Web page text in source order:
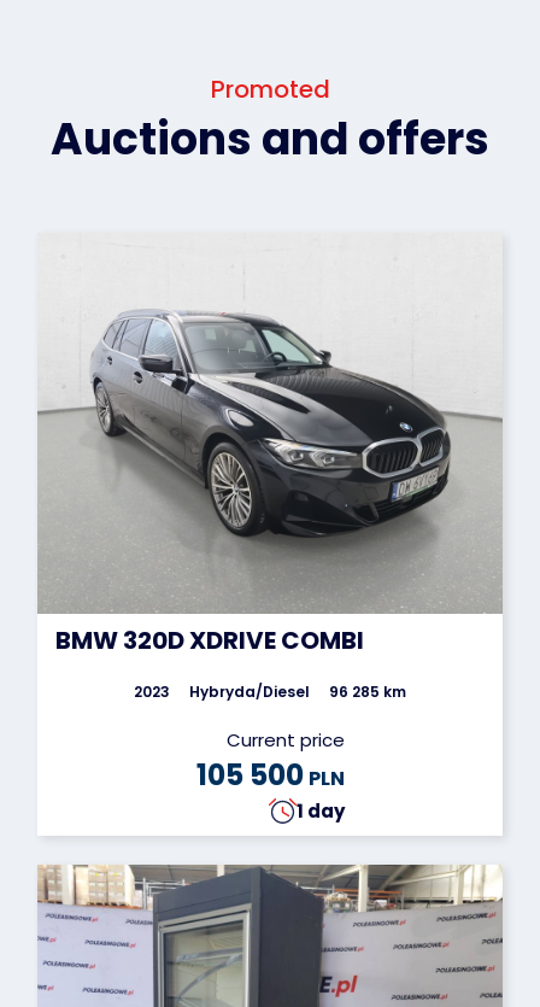
Promoted
Auctions and offers
BMW 320D XDRIVE COMBI
2023 Hybryda/Diesel 96 285 km
Current price
105 500 PLN
1 day